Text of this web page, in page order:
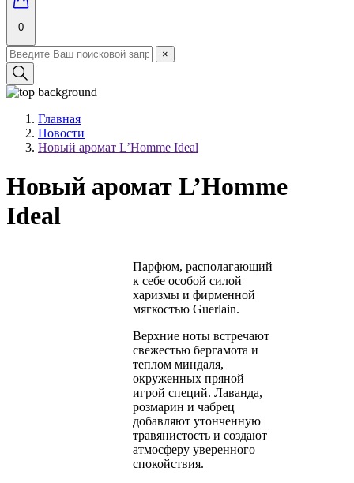
0
×
Главная
Новости
Новый аромат L’Homme Ideal
Новый аромат L’Homme
Ideal
Парфюм, располагающий
к себе особой силой
харизмы и фирменной
мягкостью Guerlain.
Верхние ноты встречают
свежестью бергамота и
теплом миндаля,
окруженных пряной
игрой специй. Лаванда,
розмарин и чабрец
добавляют утонченную
травянистость и создают
атмосферу уверенного
спокойствия.